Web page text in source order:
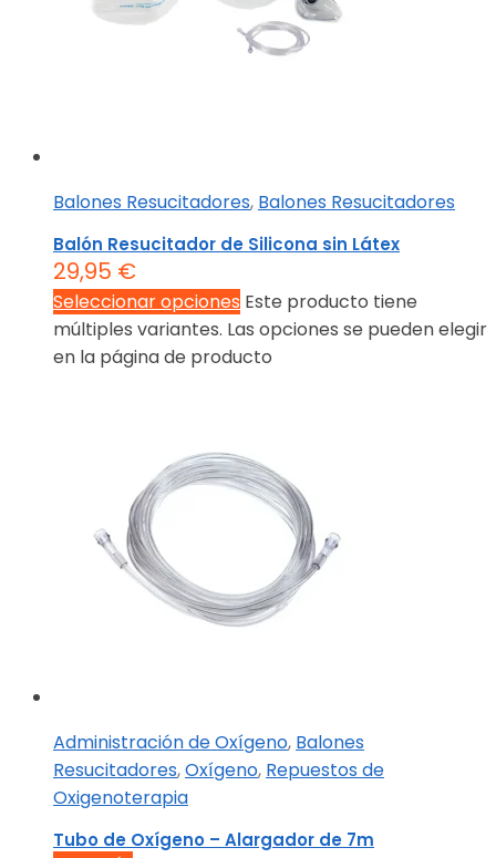
Balones Resucitadores, Balones Resucitadores
Balón Resucitador de Silicona sin Látex
29,95 €
Seleccionar opciones Este producto tiene
múltiples variantes. Las opciones se pueden elegir
en la página de producto
Administración de Oxígeno, Balones
Resucitadores,Oxígeno, Repuestos de
Oxigenoterapia
Tubo de Oxígeno – Alargador de 7m